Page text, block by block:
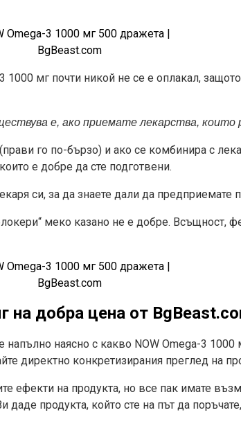
1000 мг почти никой не се е оплакал,
е, ако приемате лекарства, които
го по-бързо) и ако се комбинира с
е добре да сте подготвени.
си, за да знаете дали да предприемате
меко казано не е добре. Всъщност,
на добра цена от
напълно наясно с какво NOW Omega-3
директно конкретизирания преглед на
ефекти на продукта, но все пак имате
продукта, който сте на път да